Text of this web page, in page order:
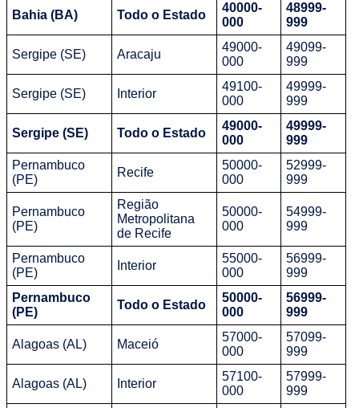
Bahia (BA) Todo o Estado
40000-
000
48999-
999
Sergipe (SE) Aracaju
49000-
000
49099-
999
Sergipe (SE) Interior
49100-
000
49999-
999
Sergipe (SE) Todo o Estado
49000-
000
49999-
999
Pernambuco
(PE)
Recife
50000-
000
52999-
999
Pernambuco
(PE)
Região
Metropolitana
de Recife
50000-
000
54999-
999
Pernambuco
(PE)
Interior
55000-
000
56999-
999
Pernambuco
(PE)
Todo o Estado
50000-
000
56999-
999
Alagoas (AL) Maceió
57000-
000
57099-
999
Alagoas (AL) Interior
57100-
000
57999-
999